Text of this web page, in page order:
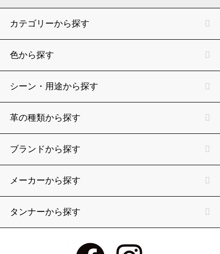
カテゴリーから探す
色から探す
シーン・用途から探す
革の種類から探す
ブランドから探す
メーカーから探す
タンナーから探す